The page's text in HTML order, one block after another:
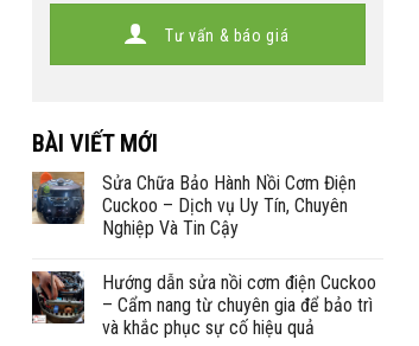
Tư vấn & báo giá
BÀI VIẾT MỚI
Sửa Chữa Bảo Hành Nồi Cơm Điện
Cuckoo – Dịch vụ Uy Tín, Chuyên
Nghiệp Và Tin Cậy
Hướng dẫn sửa nồi cơm điện Cuckoo
– Cẩm nang từ chuyên gia để bảo trì
và khắc phục sự cố hiệu quả